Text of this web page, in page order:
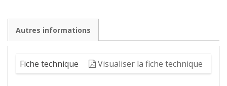
Autres informations
Fiche technique Visualiser la fiche technique